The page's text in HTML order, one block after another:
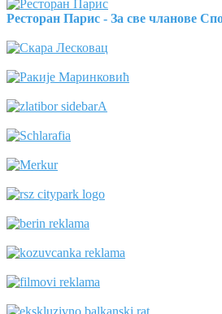
Ресторан Парис - За све чланове